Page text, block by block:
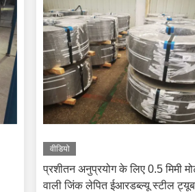
वीडियो
प्रशीतन अनुप्रयोग के लिए 0.5 मिमी
वाली जिंक लेपित ईआरडब्ल्यू स्टील ट्यूब